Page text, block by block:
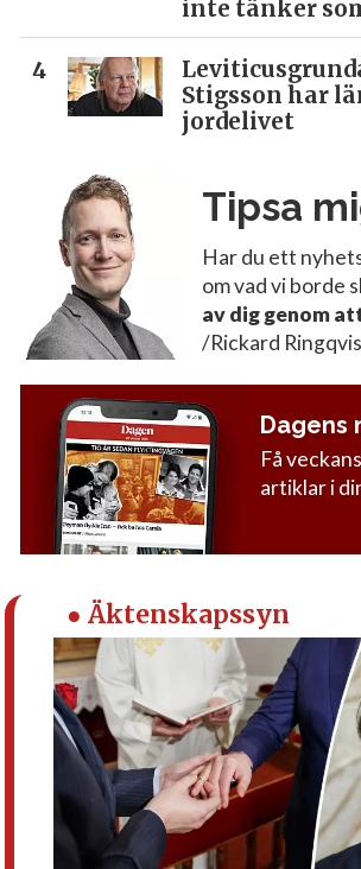
inte tänker
Stigsson har
jordelivet
Tipsa
Har du ett
om vad vi borde
av dig genom
/Rickard
Dagens
Få
artiklar i
● Äktenskapssyn